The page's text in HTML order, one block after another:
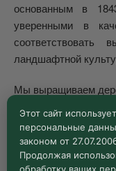
основанным в
уверенными в
соответствовать
ландшафтной
Мы выращиваем
производится
Саженцы,
Этот сайт
персональные
законом от
Продолжая